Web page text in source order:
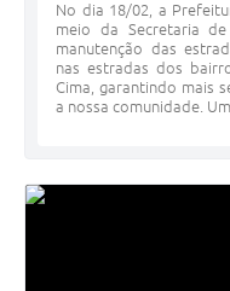
No dia 18/02, a
meio da Secretaria
manutenção das
nas estradas dos
Cima, garantindo mais
a nossa comunidade.